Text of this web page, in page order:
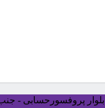
بلوار پروفسورحسابی -